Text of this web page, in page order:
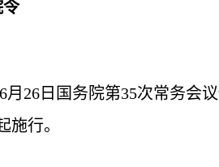
令
26日国务院第35次常务会
施行。